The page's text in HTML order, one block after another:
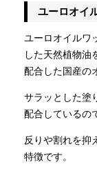
ユーロオイ
ユーロオイルワ
した天然植物油
配合した国産の
サラッとした塗
配合しているの
反りや割れを抑
特徴です。